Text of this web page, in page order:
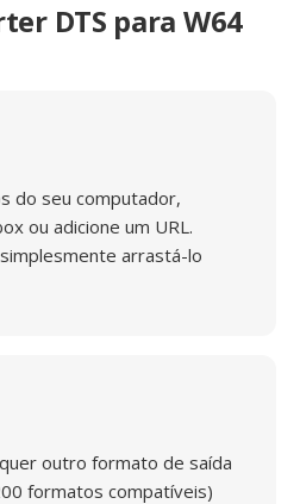
DTS para W64
do seu computador,
ou adicione um URL.
arrastá-lo
outro formato de saída
formatos compatíveis)